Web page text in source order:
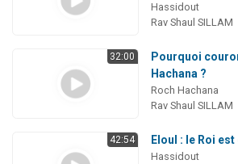
Hassidout
Rav Shaul SILLAM
32:00
Pourquoi
Hachana ?
Roch Hachana
Rav Shaul SILLAM
42:54 Eloul : le Roi
Hassidout